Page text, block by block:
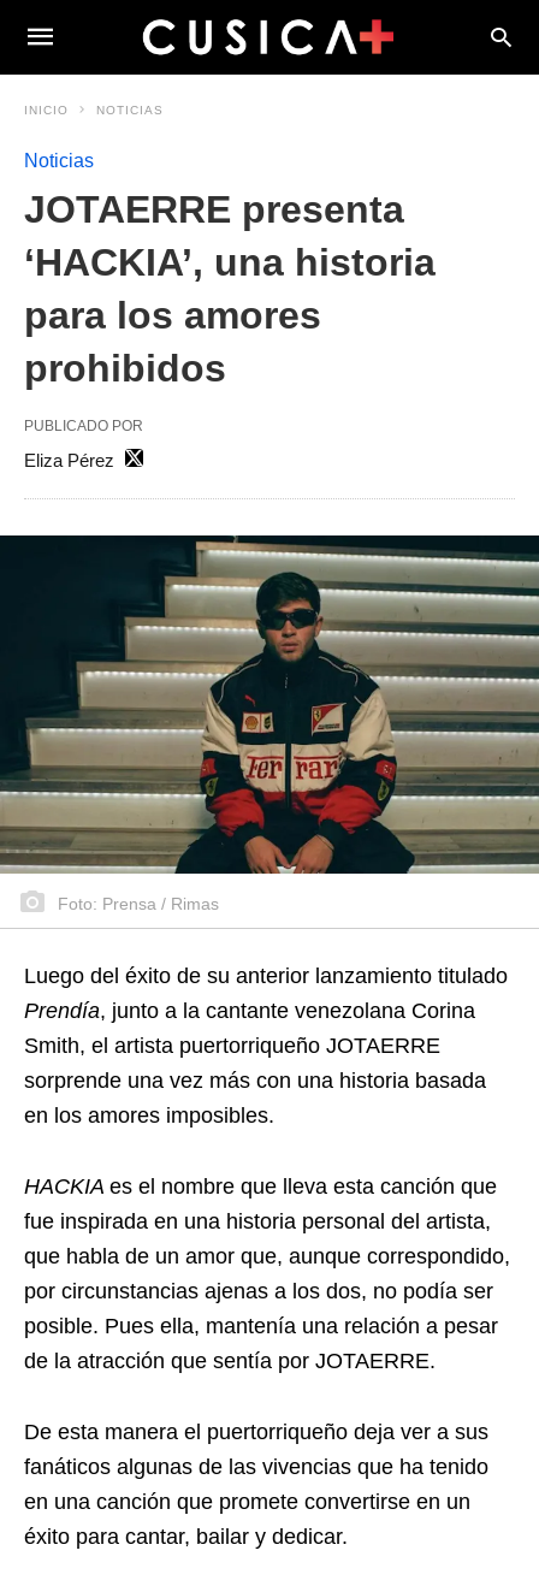
INICIO NOTICIAS
Noticias
JOTAERRE presenta
‘HACKIA’, una historia
para los amores
prohibidos
PUBLICADO POR
Eliza Pérez
Foto: Prensa / Rimas
Luego del éxito de su anterior lanzamiento titulado
Prendía, junto a la cantante venezolana Corina
Smith, el artista puertorriqueño JOTAERRE
sorprende una vez más con una historia basada
en los amores imposibles.
HACKIA es el nombre que lleva esta canción que
fue inspirada en una historia personal del artista,
que habla de un amor que, aunque correspondido,
por circunstancias ajenas a los dos, no podía ser
posible. Pues ella, mantenía una relación a pesar
de la atracción que sentía por JOTAERRE.
De esta manera el puertorriqueño deja ver a sus
fanáticos algunas de las vivencias que ha tenido
en una canción que promete convertirse en un
éxito para cantar, bailar y dedicar.